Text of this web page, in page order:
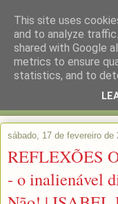
sábado, 17 de fevereiro de
REFLEXÕES
- o inalienável
This site uses
and to analyze
shared with Google
metrics to ensure
statistics, and to